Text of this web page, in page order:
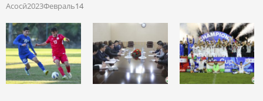
Асосӣ2023Февраль14